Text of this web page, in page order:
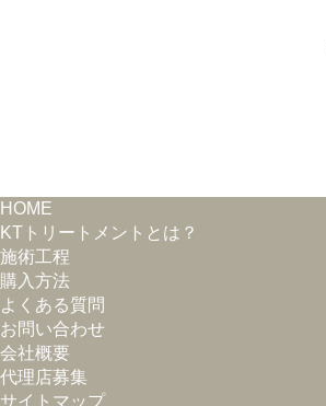
HOME
KTトリートメントとは？
施術工程
購入方法
よくある質問
お問い合わせ
会社概要
代理店募集
サイトマップ